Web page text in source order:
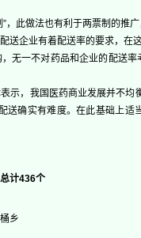
此做法也有利于两票制的推广
企业有着配送率的要求，在
无一不对药品和企业的配送
，我国医药商业发展并不均
送确实有难度。在此基础上
计436个
乡